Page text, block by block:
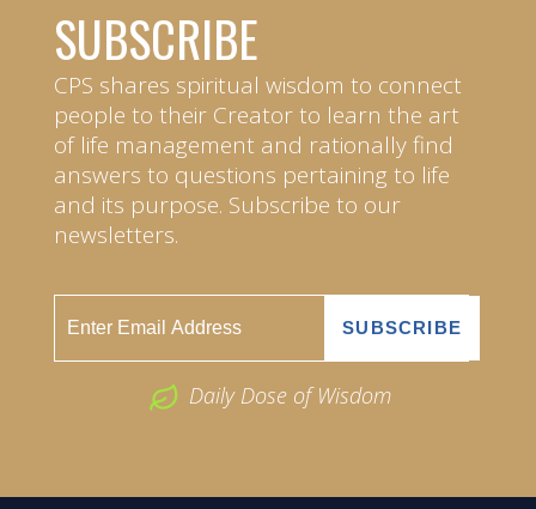
SUBSCRIBE
CPS shares spiritual wisdom to connect
people to their Creator to learn the art
of life management and rationally find
answers to questions pertaining to life
and its purpose. Subscribe to our
newsletters.
Daily Dose of Wisdom